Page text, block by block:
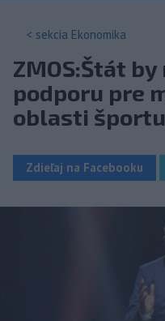
< sekcia Ekonomika
ZMOS:Štát
podporu pre
oblasti športu
Zdieľaj na Facebooku